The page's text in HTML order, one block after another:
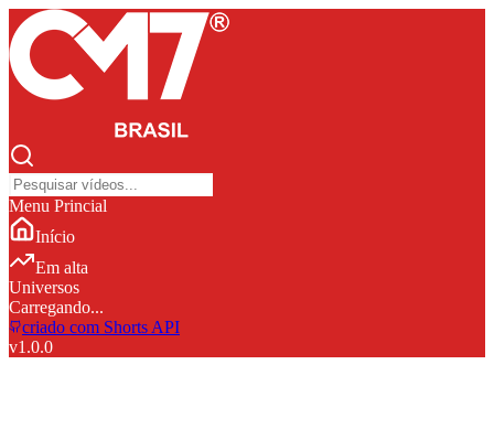
Menu Princial
Início
Em alta
Universos
Carregando...
criado com Shorts API
v1.0.0